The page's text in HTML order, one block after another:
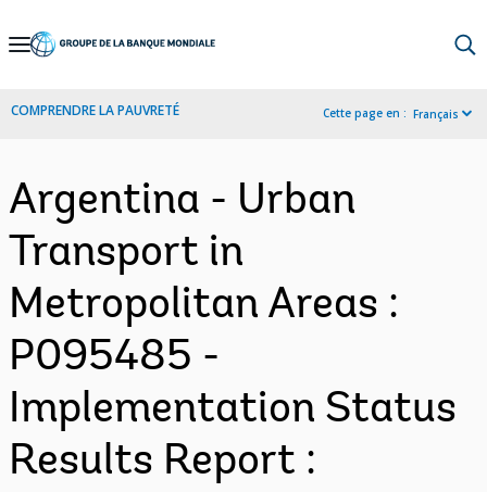
Skip
Navigation
COMPRENDRE LA PAUVRETÉ Cette page en : Français
Argentina - Urban
Transport in
Metropolitan Areas :
P095485 -
Implementation Status
Results Report :